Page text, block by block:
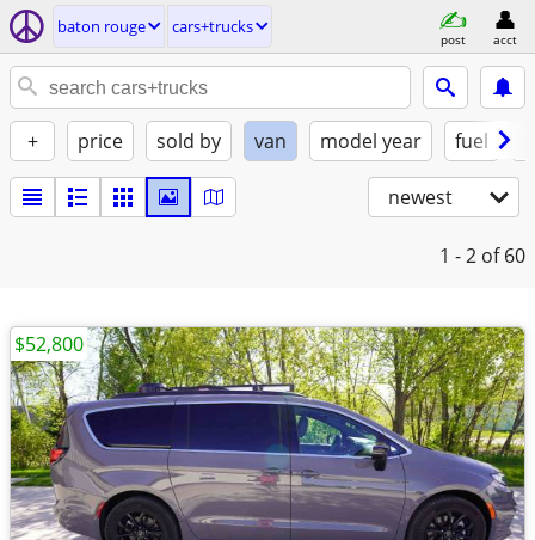
baton rouge cars+trucks
post acct
+ price sold by van model year fuel
newest
1 - 2 of 60
$52,800